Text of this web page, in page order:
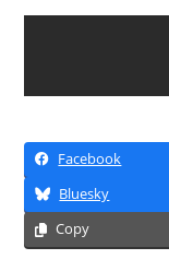
Facebook
Bluesky
Copy